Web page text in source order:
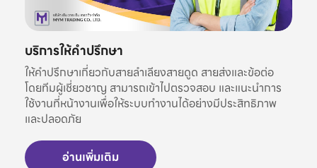
บริการให้คำปรึกษา
ให้คำปรึกษาเกี่ยวกับสายลำเลียงสายดูด สายส่งและข้อต่อ
โดยทีมผู้เชี่ยวชาญ สามารถเข้าไปตรวจสอบ และแนะนำการ
ใช้งานที่หน้างานเพื่อให้ระบบทำงานได้อย่างมีประสิทธิภาพ
และปลอดภัย
อ่านเพิ่มเติม